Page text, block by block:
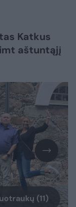
Katkus
aštuntąjį
(11)